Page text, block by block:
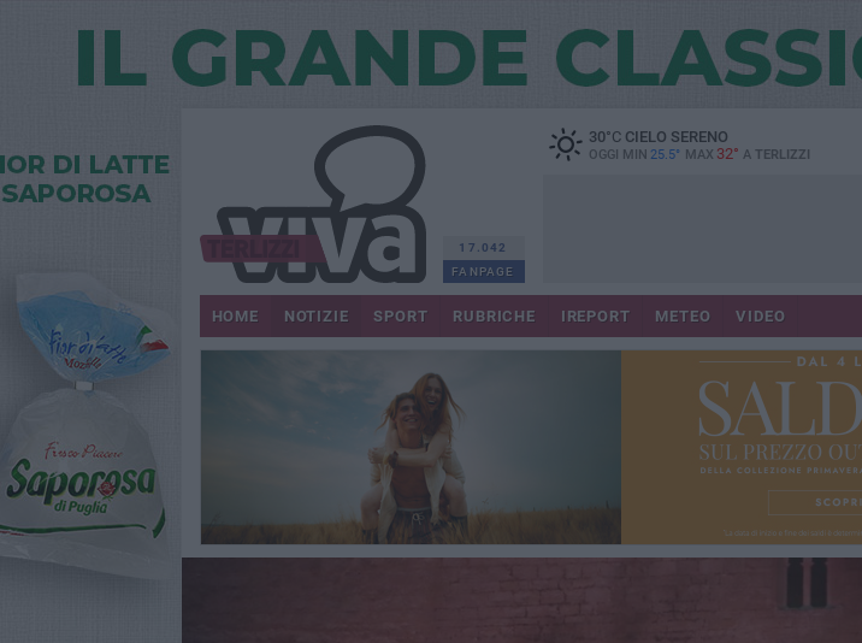
17.042
FANPAGE
30°CCIELO SERENO
OGGI MIN 25.5° MAX 32° A TERLIZZI
HOME NOTIZIE SPORT RUBRICHE IREPORT METEO VIDEO